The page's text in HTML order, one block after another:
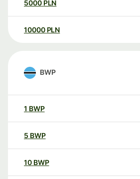
5000 PLN
10000 PLN
BWP
1 BWP
5 BWP
10 BWP